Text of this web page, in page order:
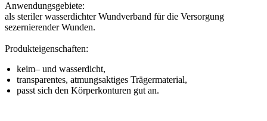
Anwendungsgebiete:
als steriler wasserdichter Wundverband für die Versorgung
sezernierender Wunden.
Produkteigenschaften:
keim– und wasserdicht,
transparentes, atmungsaktiges Trägermaterial,
passt sich den Körperkonturen gut an.